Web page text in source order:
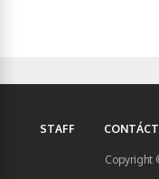
STAFF
Copyright